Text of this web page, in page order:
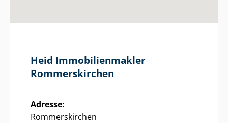
Heid Im­mo­bi­li­en­mak­ler
Rommerskirchen
Adresse:
Rommerskirchen